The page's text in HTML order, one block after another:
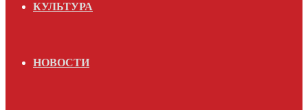
КУЛЬТУРА
НОВОСТИ